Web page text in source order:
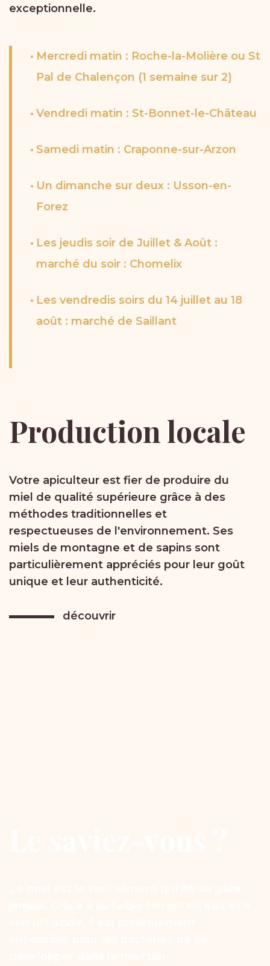
exceptionnelle.
Mercredi matin : Roche-la-Molière ou St
Pal de Chalençon (1 semaine sur 2)
Vendredi matin : St-Bonnet-le-Château
Samedi matin : Craponne-sur-Arzon
Un dimanche sur deux : Usson-en-
Forez
Les jeudis soir de Juillet & Août :
marché du soir : Chomelix
Les vendredis soirs du 14 juillet au 18
août : marché de Saillant
Production locale
Votre apiculteur est fier de produire du
miel de qualité supérieure grâce à des
méthodes traditionnelles et
respectueuses de l'environnement. Ses
miels de montagne et de sapins sont
particulièrement appréciés pour leur goût
unique et leur authenticité.
découvrir